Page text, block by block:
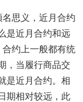
思义，近月合约
是近月合约和远
约上一般都有统
，当履行商品交
是近月合约。相
期相对较远，此